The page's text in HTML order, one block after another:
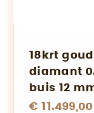
18krt
diamant
buis 12
€ 11.499,00